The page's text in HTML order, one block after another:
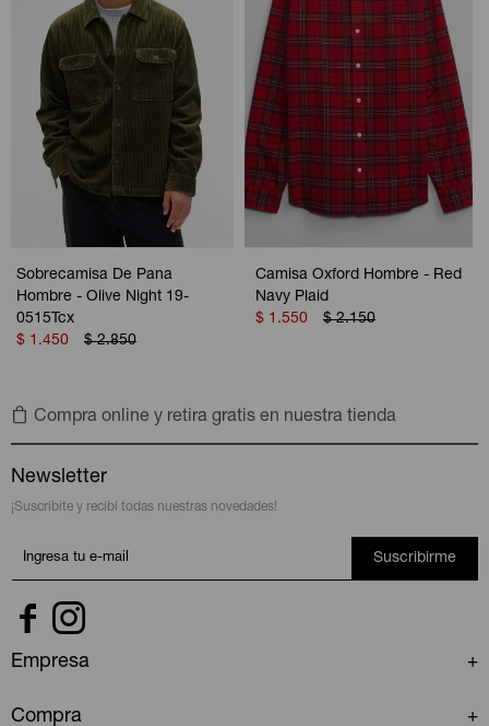
Sobrecamisa De Pana
Hombre - Olive Night 19-
0515Tcx
$ 1.450 $ 2.850
Camisa Oxford Hombre - Red
Navy Plaid
$ 1.550 $ 2.150
Compra online y retira gratis en nuestra tienda
Newsletter
¡Suscribite y recibí todas nuestras novedades!
Suscribirme
 
Empresa
Compra